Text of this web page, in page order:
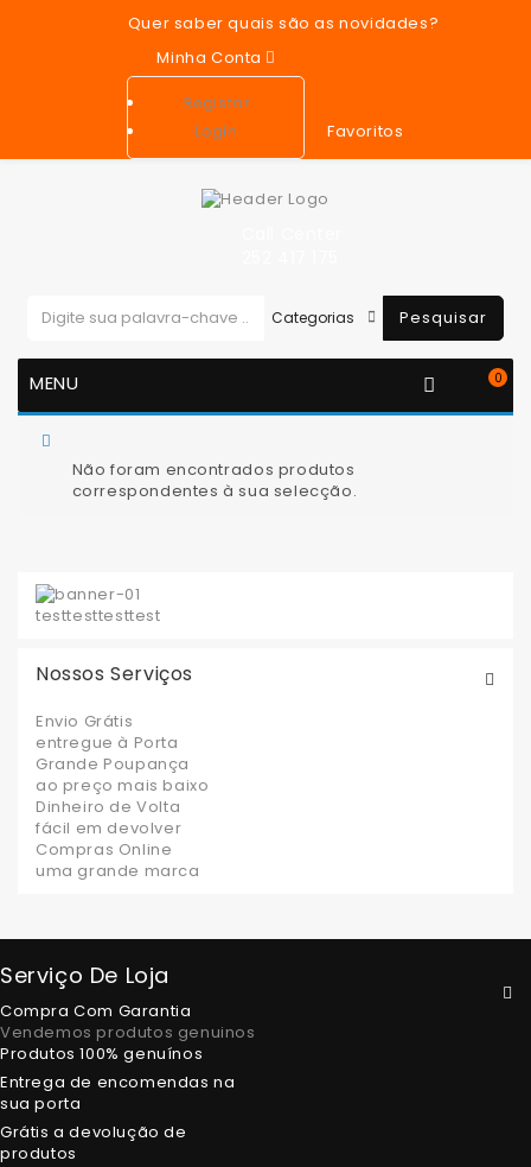
Quer saber quais são as novidades?
Minha Conta
Registar
Login
Favoritos
0
Pesquisar
MENU
Não foram encontrados produtos
correspondentes à sua selecção.
testtesttesttest
Nossos Serviços
Envio Grátis
entregue à Porta
Grande Poupança
ao preço mais baixo
Dinheiro de Volta
fácil em devolver
Compras Online
uma grande marca
Serviço De Loja
Compra Com Garantia
Vendemos produtos genuinos
Produtos 100% genuínos
Entrega de encomendas na
sua porta
Grátis a devolução de
produtos